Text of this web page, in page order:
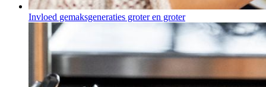
Invloed gemaksgeneraties groter en groter